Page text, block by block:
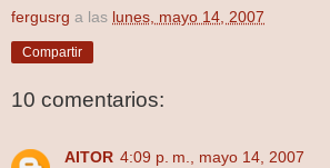
fergusrg a las lunes, mayo 14, 2007
Compartir
10 comentarios:
AITOR 4:09 p. m., mayo 14, 2007